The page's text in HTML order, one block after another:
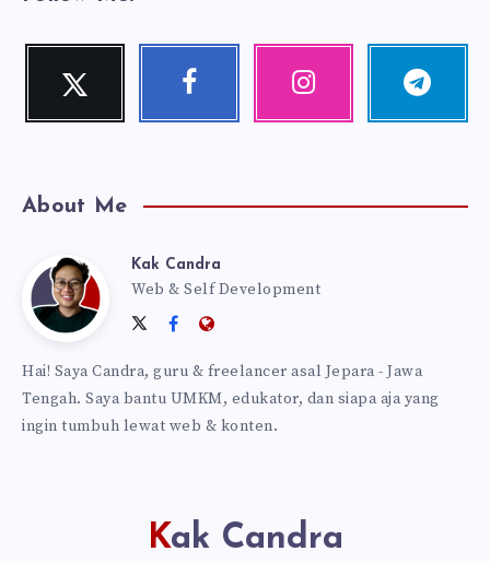
Twitter
Follow
Facebook Instagram Telegram
Follow
About Me
Kak
Candra
Kak Candra
Web & Self Development
Follow
on
Follow
Facebook
Website:
Hai! Saya Candra, guru & freelancer asal Jepara - Jawa
Tengah. Saya bantu UMKM, edukator, dan siapa aja yang
ingin tumbuh lewat web & konten.
Kak Candra